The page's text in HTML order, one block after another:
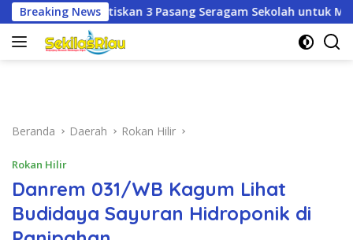
Langsung
ke
konten
Breaking News
Seragam Sekolah untuk Murid Baru SD dan SMP Negeri
Beranda Daerah Rokan Hilir
Rokan Hilir
Danrem 031/WB Kagum Lihat
Budidaya Sayuran Hidroponik di